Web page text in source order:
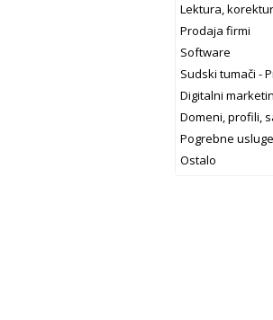
Lektura,
Prodaja firmi
Software
Sudski tumači -
Digitalni
Domeni, profili,
Pogrebne usluge
Ostalo